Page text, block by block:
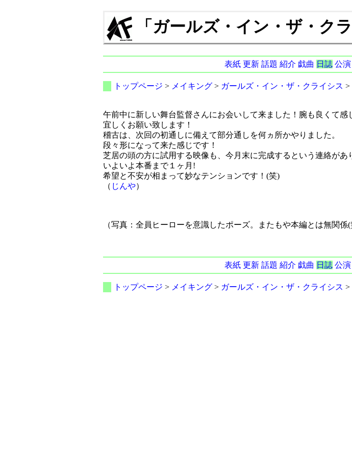
「ガールズ・イン・ザ・ク
表紙 更新 話題 紹介 戯曲 日誌 公演
トップページ > メイキング> ガールズ・イン・ザ・クライシス >
午前中に新しい舞台監督さんにお会いして来ました！腕も良くて感
宜しくお願い致します！
稽古は、次回の初通しに備えて部分通しを何ヵ所かやりました。
段々形になって来た感じです！
芝居の頭の方に試用する映像も、今月末に完成するという連絡があ
いよいよ本番まで１ヶ月!
希望と不安が相まって妙なテンションです！(笑)
（ じんや）
（写真：全員ヒーローを意識したポーズ。またもや本編とは無関係(
表紙 更新 話題 紹介 戯曲 日誌 公演
トップページ > メイキング> ガールズ・イン・ザ・クライシス >